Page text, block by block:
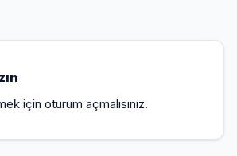
için oturum açmalısınız.